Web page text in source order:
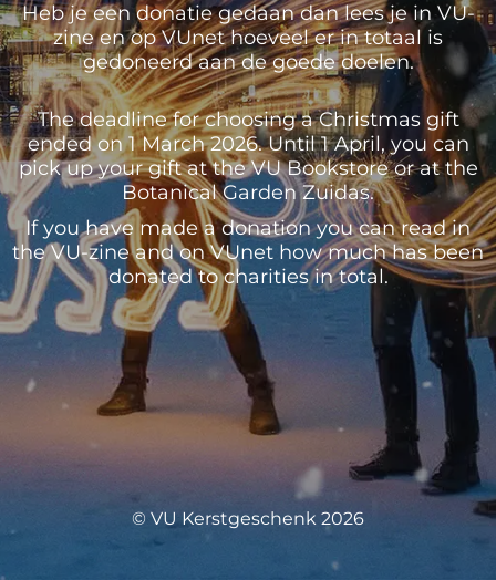
Heb je een donatie gedaan dan lees je in VU-
zine en op VUnet hoeveel er in totaal is
gedoneerd aan de goede doelen.
The deadline for choosing a Christmas gift
ended on 1 March 2026. Until 1 April, you can
pick up your gift at the VU Bookstore or at the
Botanical Garden Zuidas.
If you have made a donation you can read in
the VU-zine and on VUnet how much has been
donated to charities in total.
© VU Kerstgeschenk 2026